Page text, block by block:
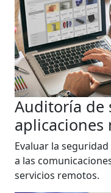
Auditoría de
aplicaciones
Evaluar la
a las
servicios remotos.